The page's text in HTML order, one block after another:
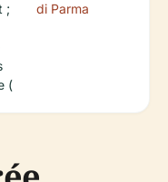
;
(
di Parma